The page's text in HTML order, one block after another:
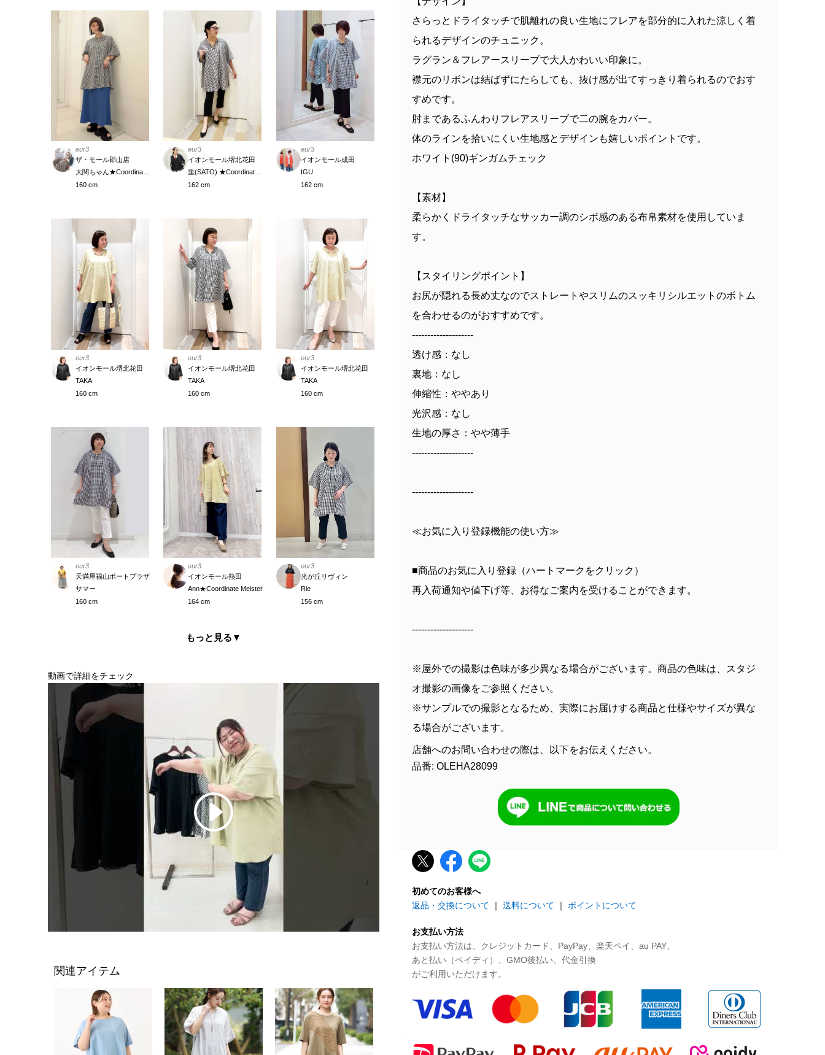
eur3
ザ・モール郡山店
160 cm
eur3
イオンモール堺北花田
162 cm
eur3
イオンモール成田
IGU
162 cm
eur3
イオンモール堺北花田
TAKA
160 cm
eur3
イオンモール堺北花田
TAKA
160 cm
eur3
イオンモール堺北花田
TAKA
160 cm
eur3
天満屋福山ポートプラザ
サマー
160 cm
eur3
イオンモール熱田
Ann★Coordinate Meister
164 cm
eur3
光が丘リヴィン
Rie
156 cm
もっと見る ▼
動画で詳細をチェック
関連アイテム
さらっとドライタッチで肌離れの良い生地にフレアを部分的に入れた涼しく着
られるデザインのチュニック。
ラグラン＆フレアースリーブで大人かわいい印象に。
襟元のリボンは結ばずにたらしても、抜け感が出てすっきり着られるのでおす
すめです。
肘まであるふんわりフレアスリーブで二の腕をカバー。
体のラインを拾いにくい生地感とデザインも嬉しいポイントです。
ホワイト(90)ギンガムチェック
【素材】
柔らかくドライタッチなサッカー調のシボ感のある布帛素材を使用していま
す。
【スタイリングポイント】
お尻が隠れる長め丈なのでストレートやスリムのスッキリシルエットのボトム
を合わせるのがおすすめです。
--------------------
透け感：なし
裏地：なし
伸縮性：ややあり
光沢感：なし
生地の厚さ：やや薄手
--------------------
--------------------
≪お気に入り登録機能の使い方≫
■商品のお気に入り登録（ハートマークをクリック）
再入荷通知や値下げ等、お得なご案内を受けることができます。
--------------------
※屋外での撮影は色味が多少異なる場合がございます。商品の色味は、スタジ
オ撮影の画像をご参照ください。
※サンプルでの撮影となるため、実際にお届けする商品と仕様やサイズが異な
る場合がございます。
店舗へのお問い合わせの際は、以下をお伝えください。
品番: OLEHA28099
初めてのお客様へ
返品・交換について ｜ 送料について ｜ ポイントについて
お支払い方法
お支払い方法は、クレジットカード、PayPay、楽天ペイ、au PAY、
あと払い（ペイディ）、GMO後払い、代金引換
がご利用いただけます。